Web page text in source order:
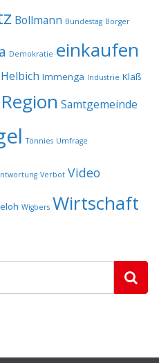
Bollmann Bundestag Börger
Demokratie einkaufen
Helbich Immenga Industrie Klaß
Region Samtgemeinde
Tönnies Umfrage
Verbot Video
Wigbers Wirtschaft